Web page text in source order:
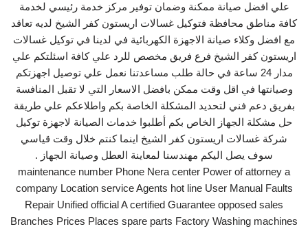
علي افضل صيانة ممكنة وضمان توفير مركز خدمة رئيسي لخدمة
كافة مناطق محافظة فتوكيل غسالات اريستون كفر الشيخ لديه تعاقد
مع افضل وكلاء صيانة الاجهزة الكهربائية في لدينا في توكيل غسالات
اريستون كفر الشيخ فرع فريق مخصص للرد علي كافة اسئلتكم علي
مدار 24 ساعة في حالة طلب مساعدتنا نعمل علي توصيل اجهزتكم
وصيانتها في اقل وقت ممكن بافضل الاسعار التي لا تقبل المنافسة
بفريق دعم فني لتحديد المشكلة الخاصة بكم واطلاعكم علي طريقة
حل مشكلة الجهاز الخاص بكم أطلبوا خدمات الصيانة لاجهزة توكيل
شركة غسالات اريستون كفر الشيخ اينما كنتم خلال وقت قياسي
سوف يصل اليكم مهندسنا لمعاينة العطل وصيانة الجهاز .
maintenance number Phone Nera center Power of attorney a
company Location service Agents hot line User Manual Faults
Repair Unified official A certified Guarantee opposed sales
Branches Prices Places spare parts Factory Washing machines